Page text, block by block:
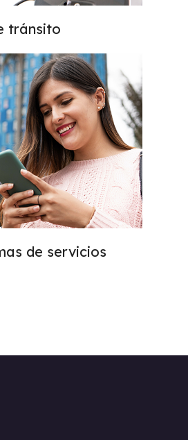
tránsito
de servicios